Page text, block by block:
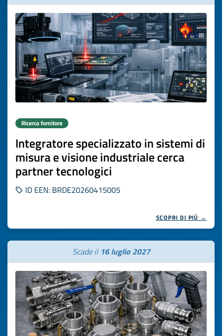
Ricerca fornitore
Integratore specializzato in sistemi di
misura e visione industriale cerca
partner tecnologici
ID EEN: BRDE20260415005
SCOPRI DI PIÙ →
Scade il 16 luglio 2027